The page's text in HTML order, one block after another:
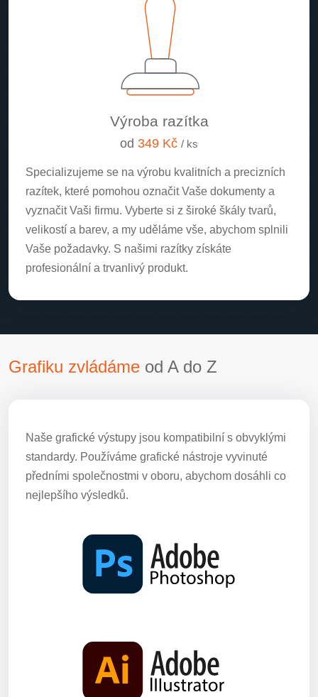
Výroba razítka
od 349 Kč / ks
Specializujeme se na výrobu kvalitních a precizních
razítek, které pomohou označit Vaše dokumenty a
vyznačit Vaši firmu. Vyberte si z široké škály tvarů,
velikostí a barev, a my uděláme vše, abychom splnili
Vaše požadavky. S našimi razítky získáte
profesionální a trvanlivý produkt.
Grafiku zvládáme od A do Z
Naše grafické výstupy jsou kompatibilní s obvyklými
standardy. Používáme grafické nástroje vyvinuté
předními společnostmi v oboru, abychom dosáhli co
nejlepšího výsledků.